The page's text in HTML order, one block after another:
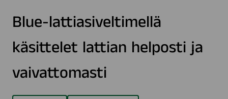
Blue-lattiasiveltimellä
käsittelet lattian helposti ja
vaivattomasti